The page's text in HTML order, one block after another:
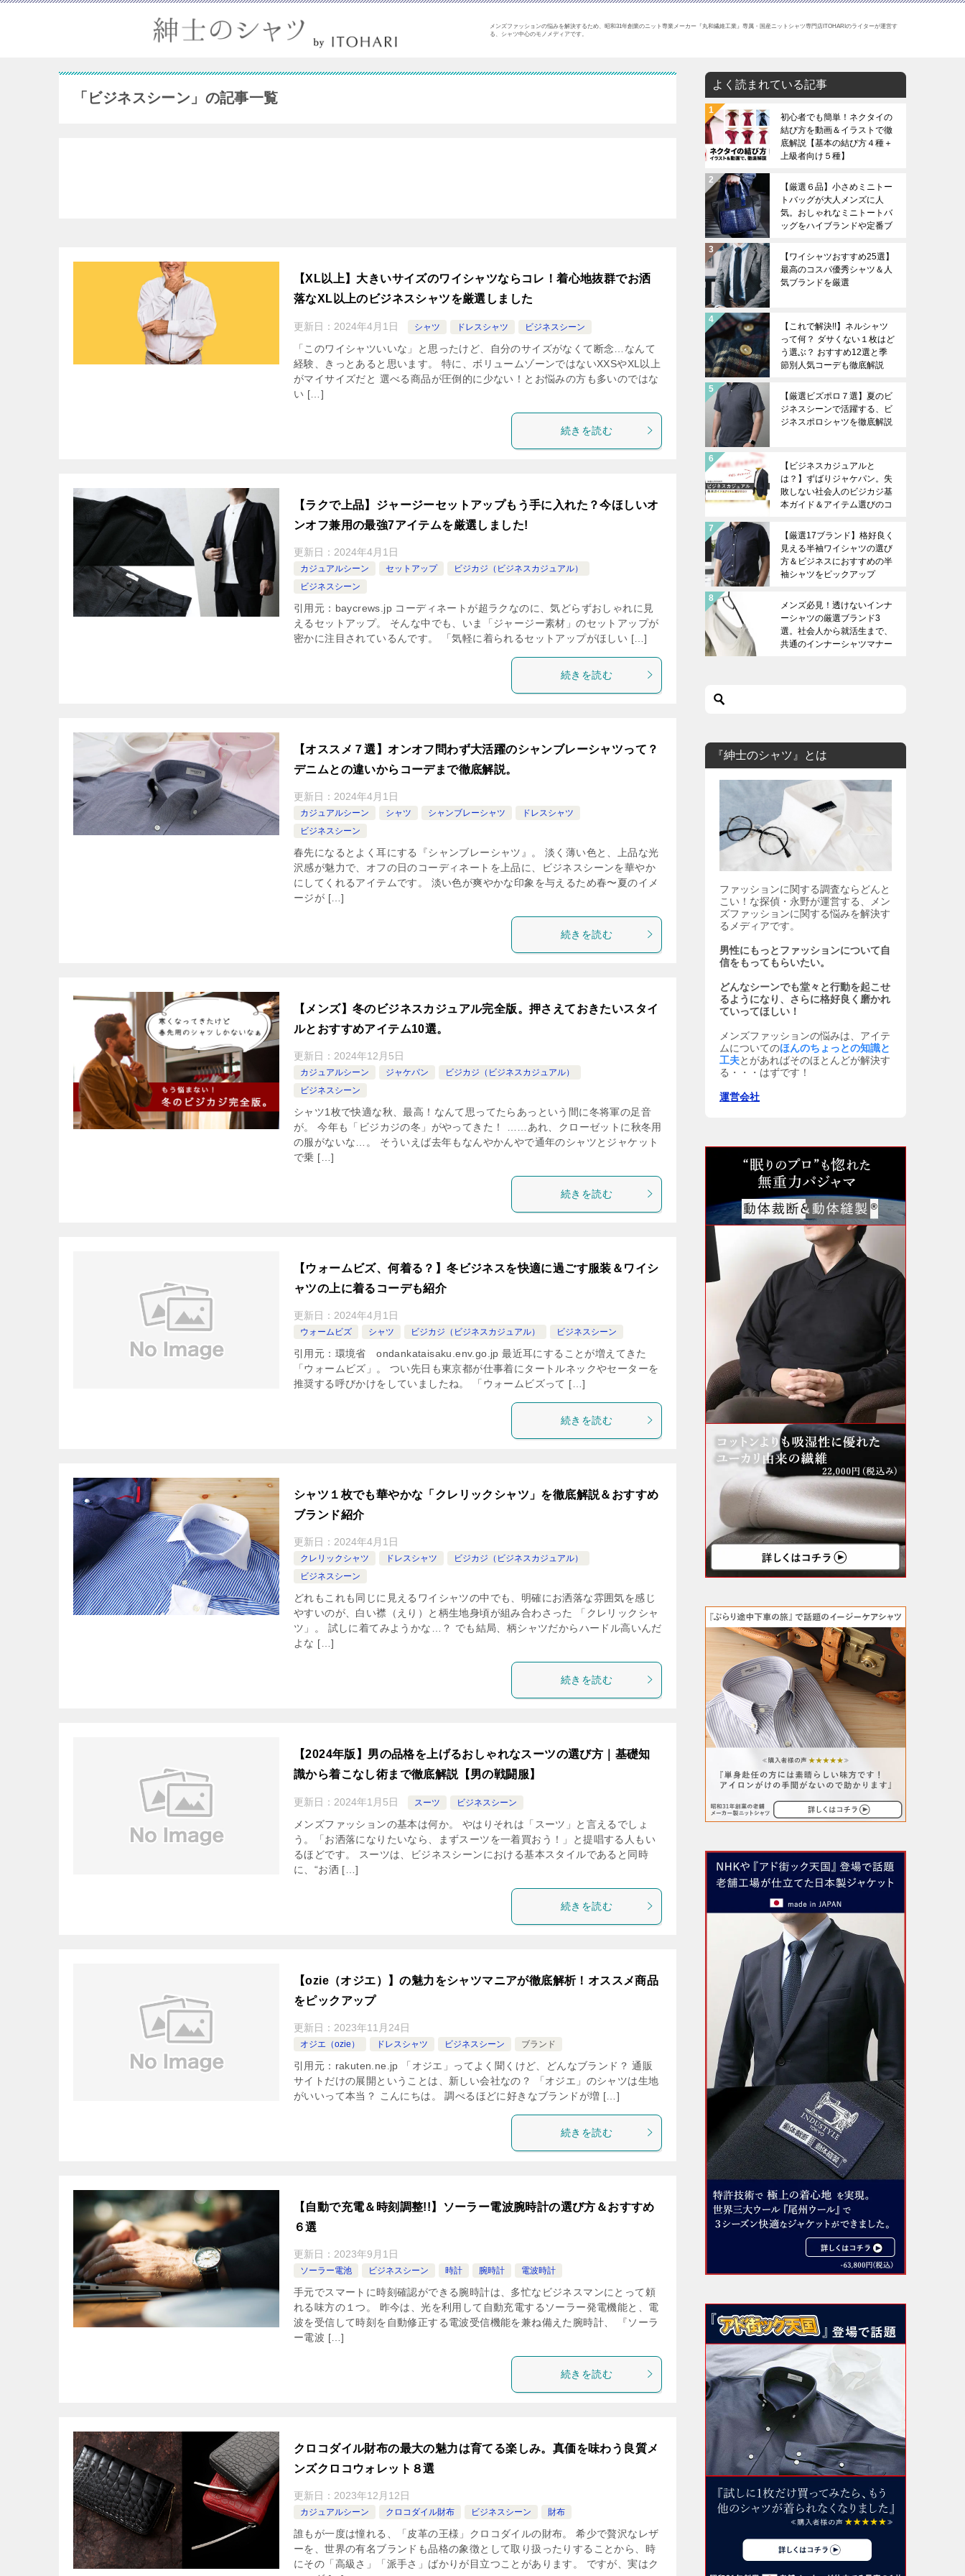
メンズファッションの悩みを解決するため、昭和31年創業のニット専業メーカー『丸和繊維工業』専属・国産ニットシャツ専門店ITOHARIのライターが運営す
る、シャツ中心のモノメディアです。
「ビジネスシーン」の記事一覧
【XL以上】大きいサイズのワイシャツならコレ！着心地抜群でお洒
落なXL以上のビジネスシャツを厳選しました
更新日： 2024年4月1日 シャツ ドレスシャツ ビジネスシーン
「このワイシャツいいな」と思ったけど、自分のサイズがなくて断念…なんて
経験、きっとあると思います。 特に、ボリュームゾーンではないXXSやXL以上
がマイサイズだと 選べる商品が圧倒的に少ない！とお悩みの方も多いのではな
い […]
続きを読む
【ラクで上品】ジャージーセットアップもう手に入れた？今ほしいオ
ンオフ兼用の最強7アイテムを厳選しました!
更新日： 2024年4月1日
カジュアルシーン セットアップ
ビジカジ（ビジネスカジュアル）
ビジネスシーン
引用元：baycrews.jp コーディネートが超ラクなのに、気どらずおしゃれに見
えるセットアップ。 そんな中でも、いま「ジャージー素材」のセットアップが
密かに注目されているんです。 「気軽に着られるセットアップがほしい […]
続きを読む
【オススメ７選】オンオフ問わず大活躍のシャンブレーシャツって？
デニムとの違いからコーデまで徹底解説。
更新日： 2024年4月1日
カジュアルシーン シャツ シャンブレーシャツ
ドレスシャツ
ビジネスシーン
春先になるとよく耳にする『シャンブレーシャツ』。 淡く薄い色と、上品な光
沢感が魅力で、オフの日のコーディネートを上品に、ビジネスシーンを華やか
にしてくれるアイテムです。 淡い色が爽やかな印象を与えるため春〜夏のイメ
ージが […]
続きを読む
【メンズ】冬のビジネスカジュアル完全版。押さえておきたいスタイ
ルとおすすめアイテム10選。
更新日： 2024年12月5日
カジュアルシーン ジャケパン
ビジカジ（ビジネスカジュアル）
ビジネスシーン
シャツ1枚で快適な秋、最高！なんて思ってたらあっという間に冬将軍の足音
が。 今年も「ビジカジの冬」がやってきた！ ……あれ、クローゼットに秋冬用
の服がないな…。 そういえば去年もなんやかんやで通年のシャツとジャケット
で乗 […]
続きを読む
【ウォームビズ、何着る？】冬ビジネスを快適に過ごす服装＆ワイシ
ャツの上に着るコーデも紹介
更新日： 2024年4月1日
ウォームビズ シャツ ビジカジ（ビジネスカジュアル） ビジネスシーン
引用元：環境省 ondankataisaku.env.go.jp 最近耳にすることが増えてきた
「ウォームビズ」。 つい先日も東京都が仕事着にタートルネックやセーターを
推奨する呼びかけをしていましたね。 「ウォームビズって […]
続きを読む
シャツ１枚でも華やかな「クレリックシャツ」を徹底解説＆おすすめ
ブランド紹介
更新日： 2024年4月1日
クレリックシャツ ドレスシャツ
ビジカジ（ビジネスカジュアル）
ビジネスシーン
どれもこれも同じに見えるワイシャツの中でも、明確にお洒落な雰囲気を感じ
やすいのが、白い襟（えり）と柄生地身頃が組み合わさった 「クレリックシャ
ツ」。 試しに着てみようかな…？ でも結局、柄シャツだからハードル高いんだ
よな […]
続きを読む
【2024年版】男の品格を上げるおしゃれなスーツの選び方｜基礎知
識から着こなし術まで徹底解説【男の戦闘服】
更新日： 2024年1月5日 スーツ ビジネスシーン
メンズファッションの基本は何か。 やはりそれは「スーツ」と言えるでしょ
う。「お洒落になりたいなら、まずスーツを一着買おう！」と提唱する人もい
るほどです。 スーツは、ビジネスシーンにおける基本スタイルであると同時
に、“お洒 […]
続きを読む
【ozie（オジエ）】の魅力をシャツマニアが徹底解析！オススメ商品
をピックアップ
更新日： 2023年11月24日
オジエ（ozie） ドレスシャツ ビジネスシーン ブランド
引用元：rakuten.ne.jp 「オジエ」ってよく聞くけど、どんなブランド？ 通販
サイトだけの展開ということは、新しい会社なの？ 「オジエ」のシャツは生地
がいいって本当？ こんにちは。 調べるほどに好きなブランドが増 […]
続きを読む
【自動で充電＆時刻調整!!】ソーラー電波腕時計の選び方＆おすすめ
６選
更新日： 2023年9月1日
ソーラー電池 ビジネスシーン 時計 腕時計 電波時計
手元でスマートに時刻確認ができる腕時計は、多忙なビジネスマンにとって頼
れる味方の１つ。 昨今は、光を利用して自動充電するソーラー発電機能と、電
波を受信して時刻を自動修正する電波受信機能を兼ね備えた腕時計、 『ソーラ
ー電波 […]
続きを読む
クロコダイル財布の最大の魅力は育てる楽しみ。真価を味わう良質メ
ンズクロコウォレット８選
更新日： 2023年12月12日
カジュアルシーン クロコダイル財布 ビジネスシーン 財布
誰もが一度は憧れる、「皮革の王様」クロコダイルの財布。 希少で贅沢なレザ
ーを、世界の有名ブランドも品格の象徴として取り扱ったりすることから、時
にその「高級さ」「派手さ」ばかりが目立つことがあります。 ですが、実はク
よく読まれている記事
初心者でも簡単！ネクタイの
結び方を動画＆イラストで徹
底解説【基本の結び方４種＋
上級者向け５種】
【厳選６品】小さめミニトー
トバッグが大人メンズに人
気。おしゃれなミニトートバ
ッグをハイブランドや定番ブ
【ワイシャツおすすめ25選】
最高のコスパ優秀シャツ＆人
気ブランドを厳選
【これで解決!!】ネルシャツ
って何？ ダサくない１枚はど
う選ぶ？ おすすめ12選と季
節別人気コーデも徹底解説
【厳選ビズポロ７選】夏のビ
ジネスシーンで活躍する、ビ
ジネスポロシャツを徹底解説
【ビジネスカジュアルと
は？】ずばりジャケパン。失
敗しない社会人のビジカジ基
本ガイド＆アイテム選びのコ
【厳選17ブランド】格好良く
見える半袖ワイシャツの選び
方＆ビジネスにおすすめの半
袖シャツをピックアップ
メンズ必見！透けないインナ
ーシャツの厳選ブランド3
選。社会人から就活生まで、
共通のインナーシャツマナー
『紳士のシャツ』とは
ファッションに関する調査ならどんと
こい！な探偵・永野が運営する、メン
ズファッションに関する悩みを解決す
るメディアです。
男性にもっとファッションについて自
信をもってもらいたい。
どんなシーンでも堂々と行動を起こせ
るようになり、さらに格好良く磨かれ
ていってほしい！
メンズファッションの悩みは、アイテ
ムについてのほんのちょっとの知識と
工夫とがあればそのほとんどが解決す
る・・・はずです！
運営会社